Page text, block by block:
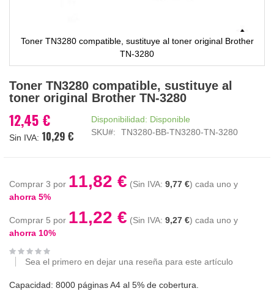
Toner TN3280 compatible, sustituye al toner original Brother
TN-3280
al
comienzo
la
galería
Toner TN3280 compatible, sustituye al
toner original Brother TN-3280
12,45 €
10,29 €
Disponibilidad: Disponible
SKU
TN3280-BB-TN3280-TN-3280
Comprar 3 por 11,82 € 9,77 € cada uno y
ahorra 5%
Comprar 5 por 11,22 € 9,27 € cada uno y
ahorra 10%
Sea el primero en dejar una reseña para este artículo
Capacidad: 8000 páginas A4 al 5% de cobertura.